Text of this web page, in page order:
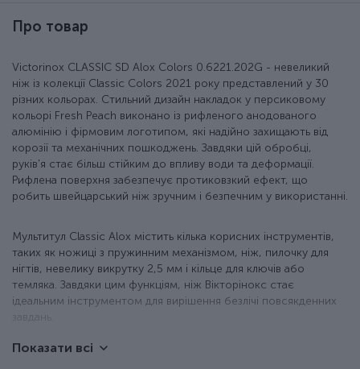
Про товар
Victorinox CLASSIC SD Alox Colors 0.6221.202G - невеликий
ніж із колекції Classic Colors 2021 року представлений у 30
різних кольорах. Стильний дизайн накладок у персиковому
кольорі Fresh Peach виконано із рифленого анодованого
алюмінію і фірмовим логотипом, які надійно захищають від
корозії та механічних пошкоджень. Завдяки цій обробці,
руків'я стає більш стійким до впливу води та деформації.
Рифлена поверхня забезпечує протиковзкий ефект, що
робить швейцарський ніж зручним і безпечним у використанні.
Мультитул Classic Alox містить кілька корисних інструментів,
таких як ножиці з пружинним механізмом, ніж, пилочку для
нігтів, невелику викрутку 2,5 мм і кільце для ключів або
темляка. Завдяки цим функціям, ніж Вікторінокс стає
ідеальним інструментом для вирішення безлічі повсякденних
завдань.
Особливості ножа Victorinox 0.6221.202G
Показати всі